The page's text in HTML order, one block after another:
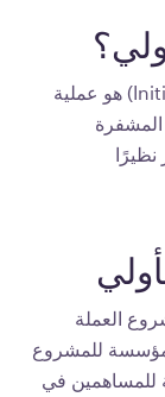
طرح المكافآت الأولي (Initial Bounty Offering) هو عملية
العملة
للمشروع
للمساهمين في